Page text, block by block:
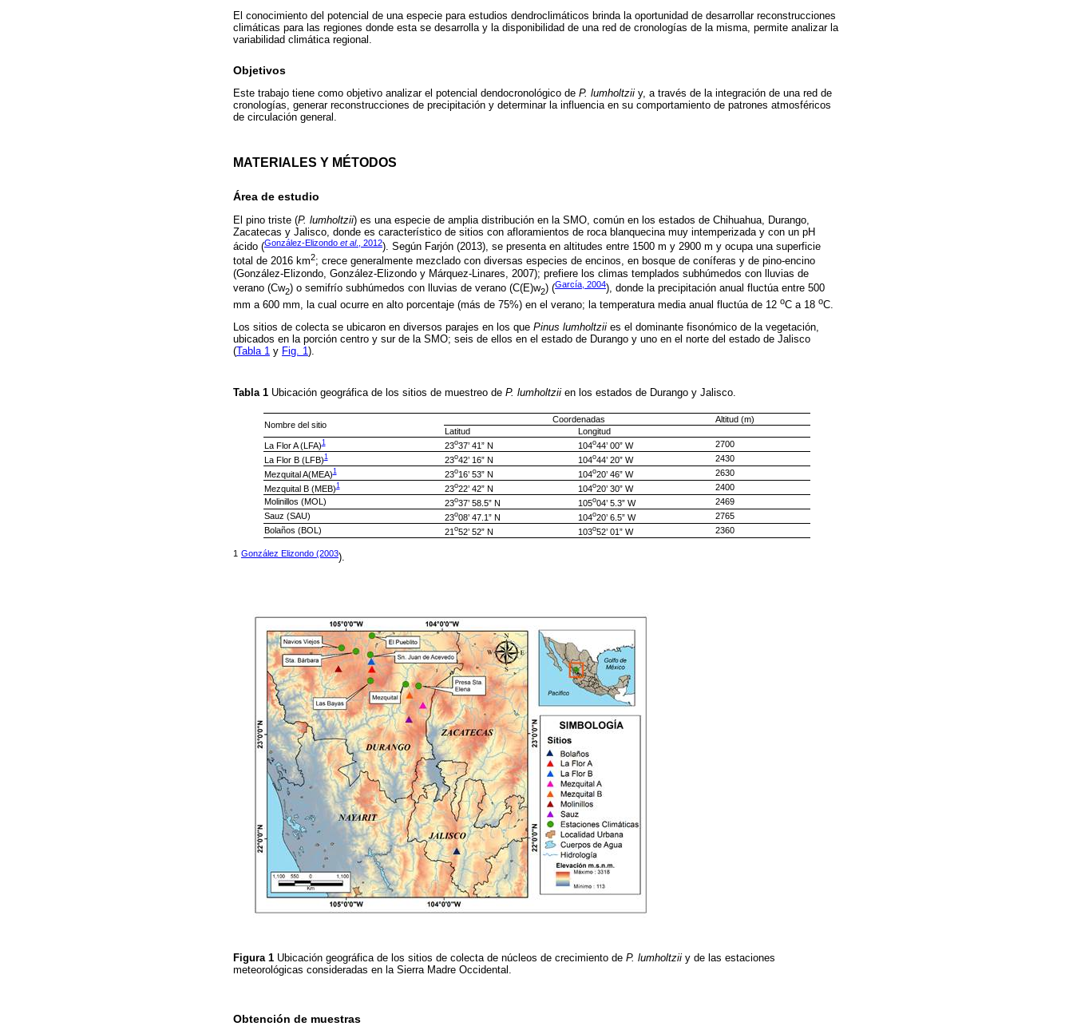
El conocimiento del potencial de una especie para estudios dendroclimáticos brinda la oportunidad de desarrollar reconstrucciones
climáticas para las regiones donde esta se desarrolla y la disponibilidad de una red de cronologías de la misma, permite analizar la
variabilidad climática regional.
Objetivos
Este trabajo tiene como objetivo analizar el potencial dendocronológico de P. lumholtzii y, a través de la integración de una red de
cronologías, generar reconstrucciones de precipitación y determinar la influencia en su comportamiento de patrones atmosféricos
de circulación general.
MATERIALES Y MÉTODOS
Área de estudio
El pino triste (P. lumholtzii) es una especie de amplia distribución en la SMO, común en los estados de Chihuahua, Durango,
Zacatecas y Jalisco, donde es característico de sitios con afloramientos de roca blanquecina muy intemperizada y con un pH
ácido (González-Elizondo et al., 2012). Según Farjón (2013), se presenta en altitudes entre 1500 m y 2900 m y ocupa una superficie
total de 2016 km2; crece generalmente mezclado con diversas especies de encinos, en bosque de coníferas y de pino-encino
(González-Elizondo, González-Elizondo y Márquez-Linares, 2007); prefiere los climas templados subhúmedos con lluvias de
verano (Cw2) o semifrío subhúmedos con lluvias de verano (C(E)w2) (García, 2004), donde la precipitación anual fluctúa entre 500
mm a 600 mm, la cual ocurre en alto porcentaje (más de 75%) en el verano; la temperatura media anual fluctúa de 12 oC a 18 oC.
Los sitios de colecta se ubicaron en diversos parajes en los que Pinus lumholtzii es el dominante fisonómico de la vegetación,
ubicados en la porción centro y sur de la SMO; seis de ellos en el estado de Durango y uno en el norte del estado de Jalisco
(Tabla 1 y Fig. 1).
Tabla 1 Ubicación geográfica de los sitios de muestreo de P. lumholtzii en los estados de Durango y Jalisco.
Nombre del sitio
Coordenadas
Altitud (m)
Latitud
Longitud
La Flor A (LFA)1 23o37’ 41” N 104o44’ 00” W
2700
La Flor B (LFB)1 23o42’ 16” N 104o44’ 20” W
2430
Mezquital A(MEA)1 23o16’ 53” N 104o20’ 46” W
2630
Mezquital B (MEB)1 23o22’ 42” N 104o20’ 30” W
2400
Molinillos (MOL)
23o37’ 58.5” N 105o04’ 5.3” W
2469
Sauz (SAU)
23o08’ 47.1” N 104o20’ 6.5” W
2765
Bolaños (BOL)
21 o52’ 52” N 103o52’ 01” W 2360
1 González Elizondo (2003).
Figura 1 Ubicación geográfica de los sitios de colecta de núcleos de crecimiento de P. lumholtzii y de las estaciones
meteorológicas consideradas en la Sierra Madre Occidental.
Obtención de muestras